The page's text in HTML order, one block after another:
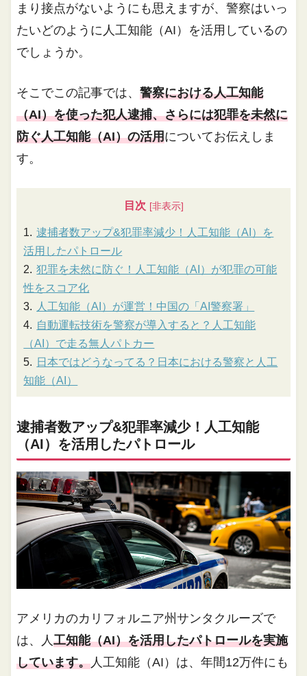
まり接点がないようにも思えますが、警察はいっ
たいどのように人工知能（AI）を活用しているの
でしょうか。
そこでこの記事では、警察における人工知能
（AI）を使った犯人逮捕、さらには犯罪を未然に
防ぐ人工知能（AI）の活用についてお伝えしま
す。
目次
逮捕者数アップ&犯罪率減少！人工知能（AI）を
活用したパトロール
犯罪を未然に防ぐ！人工知能（AI）が犯罪の可能
性をスコア化
人工知能（AI）が運営！中国の「AI警察署」
自動運転技術を警察が導入すると？人工知能
（AI）で走る無人パトカー
日本ではどうなってる？日本における警察と人工
知能（AI）
逮捕者数アップ&犯罪率減少！人工知能
（AI）を活用したパトロール
アメリカのカリフォルニア州サンタクルーズで
は、人工知能（AI）を活用したパトロールを実施
しています。 人工知能（AI）は、年間12万件にも